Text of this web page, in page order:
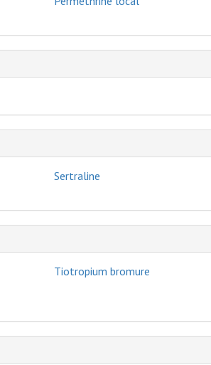
Sertraline
Tiotropium bromure